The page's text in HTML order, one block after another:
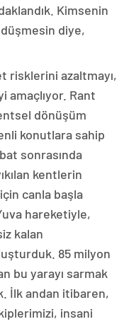
Kimsenin
diye,
risklerini azaltmayı,
amaçlıyor. Rant
dönüşüm
konutlara sahip
sonrasında
kentlerin
canla başla
hareketiyle,
kalan
85 milyon
bu yarayı sarmak
İlk andan itibaren,
insani